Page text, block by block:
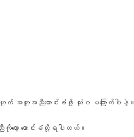
ကူအညီတောင်းခံဖို့ လုံးဝ မကြောက်ပါနဲ့။
ာ့ တောင်းခံလို့ရပါတယ်။